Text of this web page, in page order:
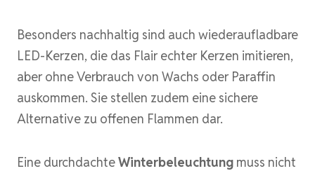
Besonders nachhaltig sind auch wiederaufladbare
LED-Kerzen, die das Flair echter Kerzen imitieren,
aber ohne Verbrauch von Wachs oder Paraffin
auskommen. Sie stellen zudem eine sichere
Alternative zu offenen Flammen dar.
Eine durchdachteWinterbeleuchtung muss nicht